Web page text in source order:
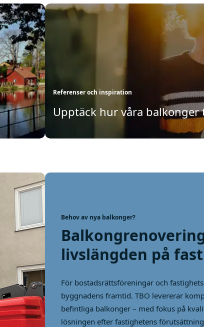
Referenser och inspiration
Upptäck hur våra
Behov av nya balkonger?
livslängden på
För bostadsrättsföreningar och
byggnadens framtid. TBO levererar
befintliga balkonger – med fokus på
lösningen efter fastighetens